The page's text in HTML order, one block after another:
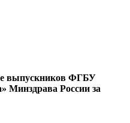
выпускников ФГБУ
России за